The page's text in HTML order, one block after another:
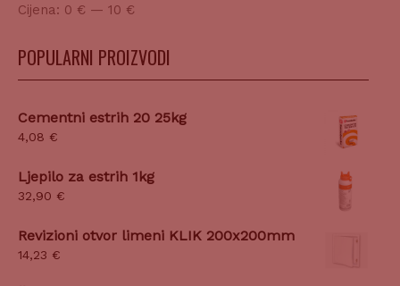
Cijena: 0 € — 10 €
POPULARNI PROIZVODI
Cementni estrih 20 25kg
4,08 €
Ljepilo za estrih 1kg
32,90 €
Revizioni otvor limeni KLIK 200x200mm
14,23 €